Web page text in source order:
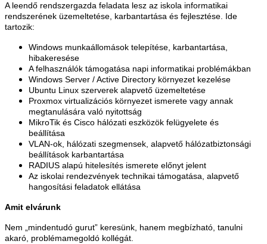
A leendő rendszergazda feladata lesz az iskola informatikai
rendszerének üzemeltetése, karbantartása és fejlesztése. Ide
tartozik:
Windows munkaállomások telepítése, karbantartása,
hibakeresése
A felhasználók támogatása napi informatikai problémákban
Windows Server / Active Directory környezet kezelése
Ubuntu Linux szerverek alapvető üzemeltetése
Proxmox virtualizációs környezet ismerete vagy annak
megtanulására való nyitottság
MikroTik és Cisco hálózati eszközök felügyelete és
beállítása
VLAN-ok, hálózati szegmensek, alapvető hálózatbiztonsági
beállítások karbantartása
RADIUS alapú hitelesítés ismerete előnyt jelent
Az iskolai rendezvények technikai támogatása, alapvető
hangosítási feladatok ellátása
Amit elvárunk
Nem „mindentudó gurut” keresünk, hanem megbízható, tanulni
akaró, problémamegoldó kollégát.